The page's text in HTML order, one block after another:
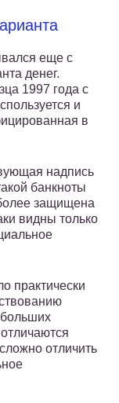
еще с
денег.
1997 года с
и
в
надпись
банкноты
защищена
видны только
практически
отличить